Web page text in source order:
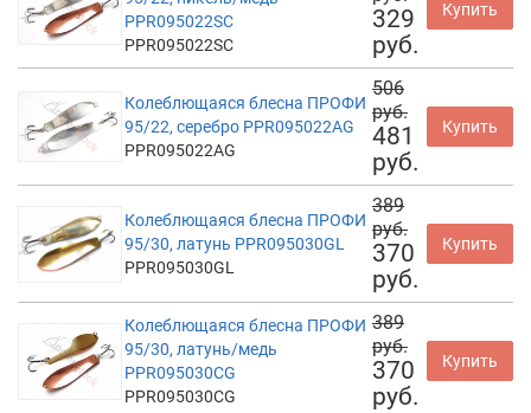
PPR095022SC
PPR095022SC
329
руб.
Купить
Колеблющаяся блесна ПРОФИ
95/22, серебро PPR095022AG
PPR095022AG
506
руб.
481
руб.
Купить
Колеблющаяся блесна ПРОФИ
95/30, латунь PPR095030GL
PPR095030GL
389
руб.
370
руб.
Купить
Колеблющаяся блесна ПРОФИ
95/30, латунь/медь
PPR095030CG
PPR095030CG
389
руб.
370
руб.
Купить